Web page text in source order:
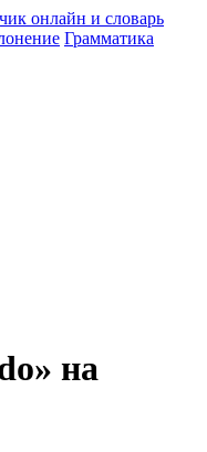
Грамматика
на